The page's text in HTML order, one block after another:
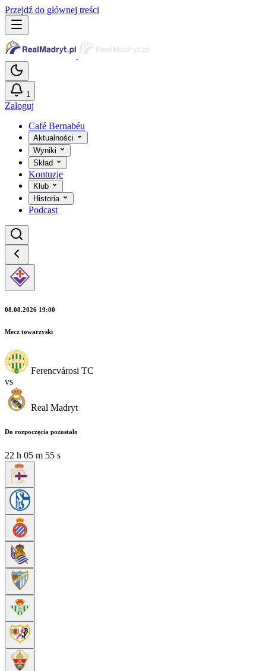
Przejdź do głównej treści
1
Zaloguj
Café Bernabéu
Aktualności
Wyniki
Skład
Kontuzje
Klub
Historia
Podcast
08.08.2026 19:00
Mecz towarzyski
Ferencvárosi TC
vs
Real Madryt
Do rozpoczęcia pozostało
22 h 05 m 54 s